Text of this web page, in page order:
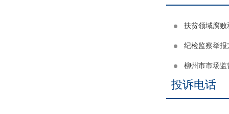
扶贫领域腐
纪检监察举报
柳州市市场
投诉电话